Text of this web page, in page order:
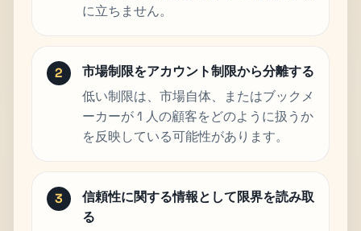
に立ちません。
市場制限をアカウント制限から分離する
低い制限は、市場自体、またはブックメ
ーカーが 1 人の顧客をどのように扱うか
を反映している可能性があります。
信頼性に関する情報として限界を読み取
る